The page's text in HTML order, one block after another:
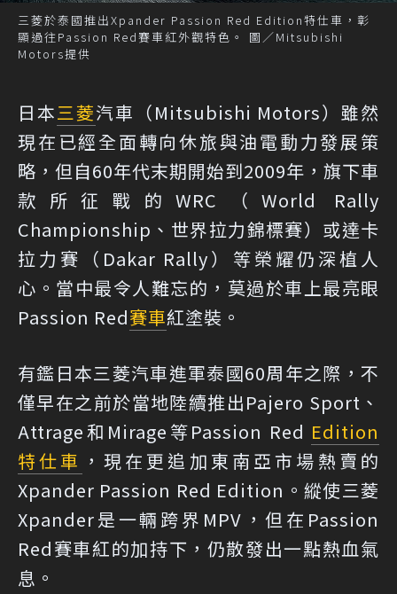
三菱於泰國推出Xpander Passion Red Edition特仕車，彰
顯過往Passion Red賽車紅外觀特色。 圖／Mitsubishi
Motors提供
日本三菱汽車（Mitsubishi Motors）雖然
現在已經全面轉向休旅與油電動力發展策
略，但自60年代末期開始到2009年，旗下車
款所征戰的WRC（World Rally
Championship、世界拉力錦標賽）或達卡
拉力賽（Dakar Rally）等榮耀仍深植人
心。當中最令人難忘的，莫過於車上最亮眼
Passion Red賽車紅塗裝。
有鑑日本三菱汽車進軍泰國60周年之際，不
僅早在之前於當地陸續推出Pajero Sport、
Attrage和Mirage等Passion Red Edition
特仕車 ，現在更追加東南亞市場熱賣的
Xpander Passion Red Edition。縱使三菱
Xpander是一輛跨界MPV，但在Passion
Red賽車紅的加持下，仍散發出一點熱血氣
息。